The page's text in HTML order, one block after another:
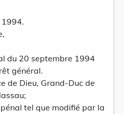
1994.
du 20 septembre 1994
général.
de Dieu, Grand-Duc de
tel que modifié par la